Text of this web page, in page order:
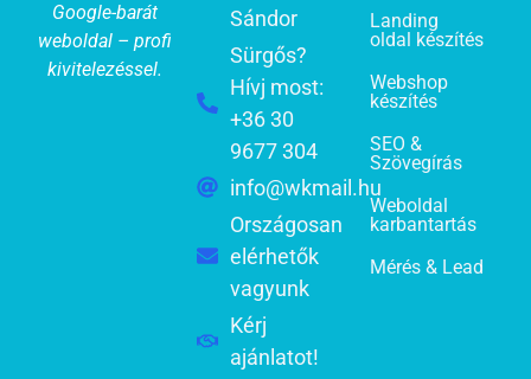
Google-barát
weboldal – profi
kivitelezéssel.
Sándor
Sürgős?
Hívj most:
+36 30
9677 304
info@wkmail.hu
Országosan
elérhetők
vagyunk
Kérj
ajánlatot!
Landing
oldal készítés
Webshop
készítés
SEO &
Szövegírás
Weboldal
karbantartás
Mérés & Lead